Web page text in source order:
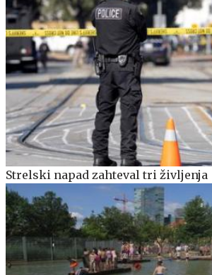
Strelski napad zahteval tri življenja